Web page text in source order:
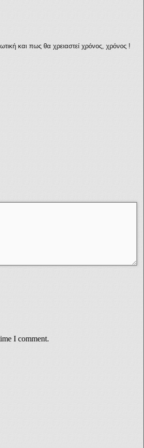
και πως θα χρειαστεί χρόνος, χρόνος !
I comment.